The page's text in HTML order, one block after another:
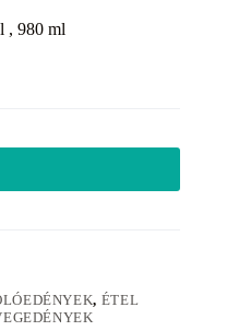
, 980 ml
, ÉTEL